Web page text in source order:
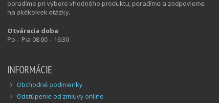
poradíme pri výbere vhodného produktu, poradíme a zodpovieme
na akékoľvek otázky.
Otváracia doba
Po – Pia 08:00 – 16:30
INFORMÁCIE
Obchodné podmienky
Odstúpenie od zmluvy online